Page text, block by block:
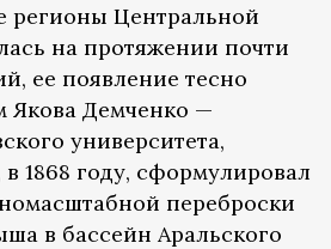
регионы Центральной
на протяжении почти
ее появление тесно
Якова Демченко —
университета,
1868 году, сформулировал
переброски
в бассейн Аральского